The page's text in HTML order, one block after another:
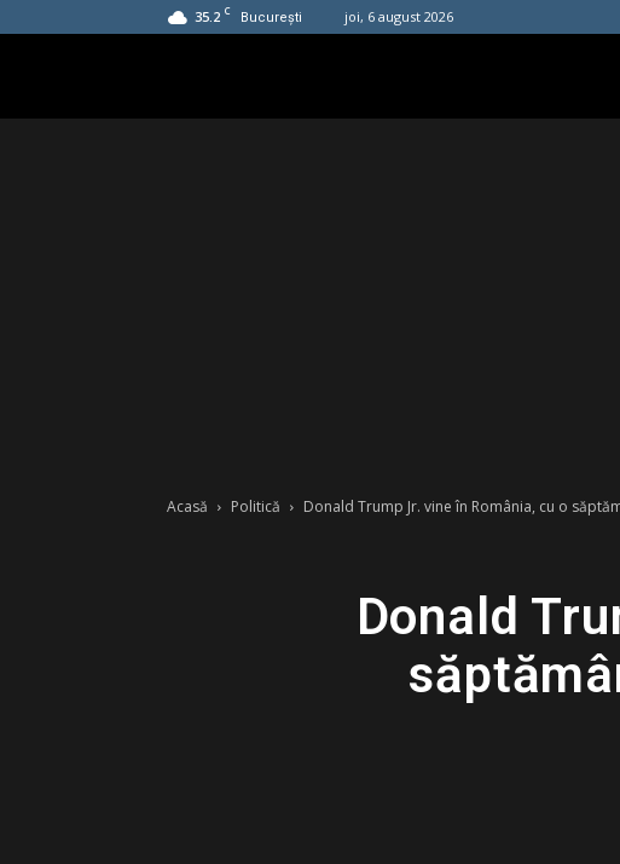
35.2 C București joi, 6 august 2026
Acasă Politică Donald Trump Jr. vine în România, cu o
Donald